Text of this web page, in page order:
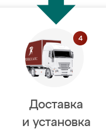
Доставка
и установка